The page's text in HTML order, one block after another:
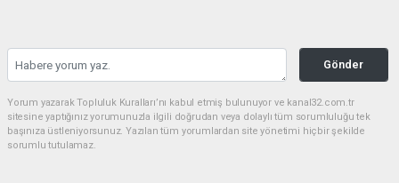
Gönder
Yorum yazarak Topluluk Kuralları’nı kabul etmiş bulunuyor ve kanal32.com.tr
sitesine yaptığınız yorumunuzla ilgili doğrudan veya dolaylı tüm sorumluluğu tek
başınıza üstleniyorsunuz. Yazılan tüm yorumlardan site yönetimi hiçbir şekilde
sorumlu tutulamaz.